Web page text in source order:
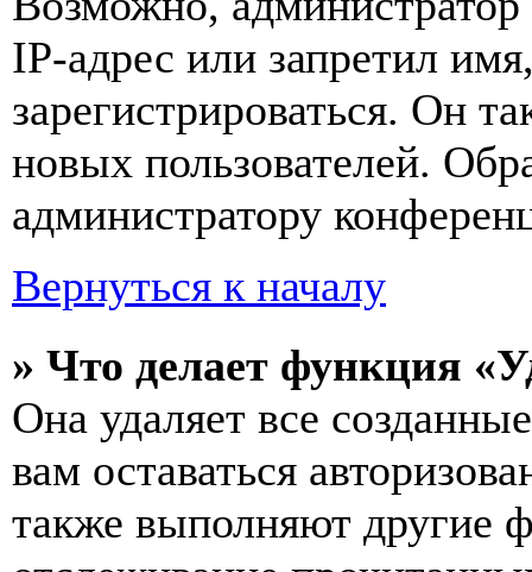
IP-адрес или запретил
зарегистрироваться. Он
новых пользователей.
администратору
Вернуться к началу
» Что делает функция
Она удаляет все
вам оставаться
также выполняют другие